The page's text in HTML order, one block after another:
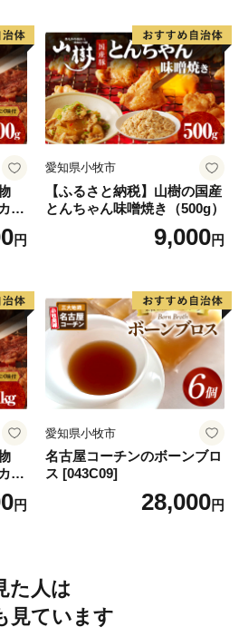
ベキュー 炒め物 ホルモン丼
野菜炒め 焼きうどん 下処理
済み 愛知県 小牧市 送料無料
物
産
円
愛知県小牧市
【ふるさと納税】山樹の国産
とんちゃん味噌焼き（500g）
9,000円
物
産
円
愛知県小牧市
名古屋コーチンのボーンブロ
ス [043C09]
28,000円
た人は
見ています